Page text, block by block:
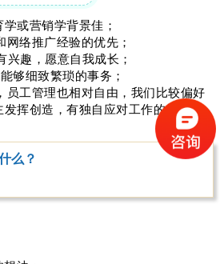
或营销学背景佳；
络推广经验的优先；
兴趣，愿意自我成长；
够细致繁琐的事务；
员工管理也相对自由，我们比较偏好
挥创造，有独自应对工作的能力。
么？